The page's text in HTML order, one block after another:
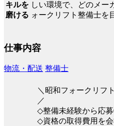
キルを
磨ける
しい環境で、どのメー
ォークリフト整備士を
仕事内容
物流・配送 整備士
＼昭和フォークリフ
／
◇整備未経験から応募
◇資格の取得費用を